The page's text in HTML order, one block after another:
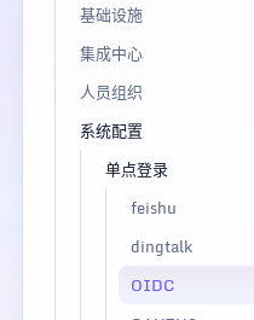
基础设施
集成中心
人员组织
系统配置
单点登录
feishu
dingtalk
OIDC